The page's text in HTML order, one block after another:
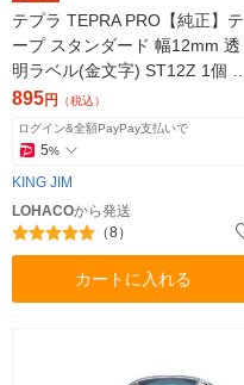
テプラ TEPRA PRO【純正】テ
ープ スタンダード 幅12mm 透
明ラベル(金文字) ST12Z 1個 キ
ングジム
895円 （税込）
ログイン&全額PayPay支払いで
5%
KING JIM
LOHACOから発送
（8）
カートに入れる